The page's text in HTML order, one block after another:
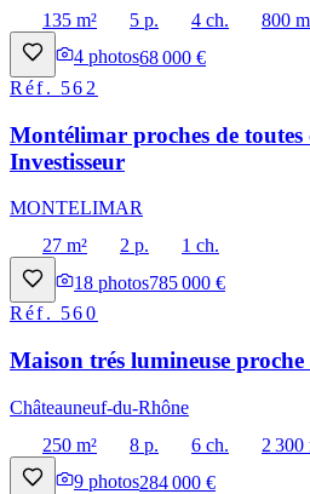
135 m²
5 p. 4 ch.
800
4 photos68 000 €
Réf. 562
Montélimar proches de toutes
Investisseur
MONTELIMAR
27 m²
2 p.
1 ch.
18 photos785 000 €
Réf. 560
Maison trés lumineuse
Châteauneuf-du-Rhône
250 m²
8 p. 6 ch.
2 300
9 photos284 000 €